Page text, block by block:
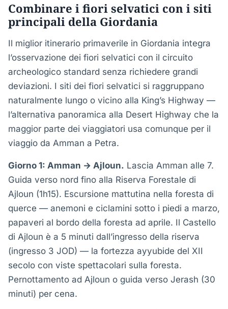
Combinare i fiori selvatici con i siti
principali della Giordania
Il miglior itinerario primaverile in Giordania integra
l’osservazione dei fiori selvatici con il circuito
archeologico standard senza richiedere grandi
deviazioni. I siti dei fiori selvatici si raggruppano
naturalmente lungo o vicino alla King’s Highway —
l’alternativa panoramica alla Desert Highway che la
maggior parte dei viaggiatori usa comunque per il
viaggio da Amman a Petra.
Giorno 1: Amman → Ajloun. Lascia Amman alle 7.
Guida verso nord fino alla Riserva Forestale di
Ajloun (1h15). Escursione mattutina nella foresta di
querce — anemoni e ciclamini sotto i piedi a marzo,
papaveri al bordo della foresta ad aprile. Il Castello
di Ajloun è a 5 minuti dall’ingresso della riserva
(ingresso 3 JOD) — la fortezza ayyubide del XII
secolo con viste spettacolari sulla foresta.
Pernottamento ad Ajloun o guida verso Jerash (30
minuti) per cena.